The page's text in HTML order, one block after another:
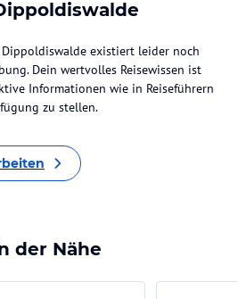
existiert leider noch
Dein wertvolles Reisewissen ist
Informationen wie in Reiseführern
zu stellen.
der Nähe